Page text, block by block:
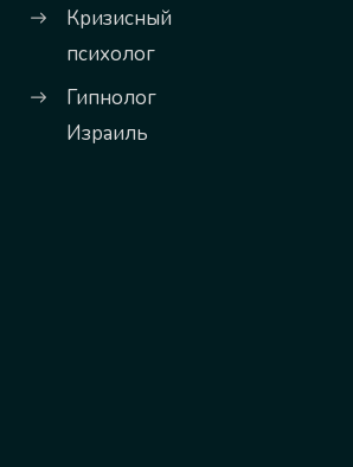
Кризисный
психолог
Гипнолог
Израиль